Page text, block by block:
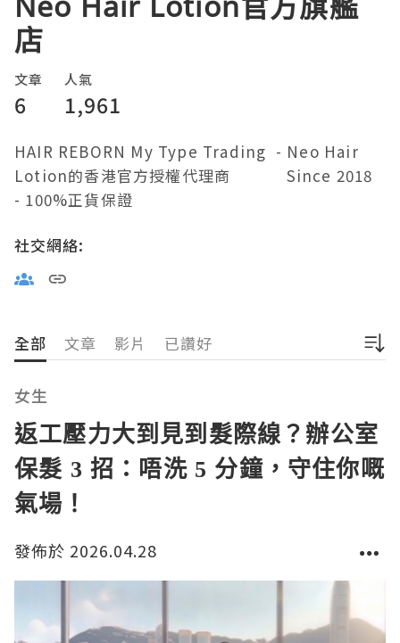
店
文章
6
人氣
1,961
HAIR REBORN My Type Trading  - Neo Hair
Lotion的香港官方授權代理商            Since 2018
- 100%正貨保證
社交網絡:
全部 文章 影片 已讚好
女生
返工壓力大到見到髮際線？辦公室
保髮 3 招：唔洗 5 分鐘，守住你嘅
氣場！
發佈於 2026.04.28